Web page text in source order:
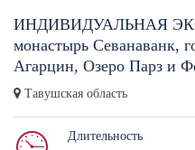
ИНДИВИДУАЛЬНАЯ
монастырь Севанаванк,
Агарцин, Озеро Парз и
Тавушская область
Длительность